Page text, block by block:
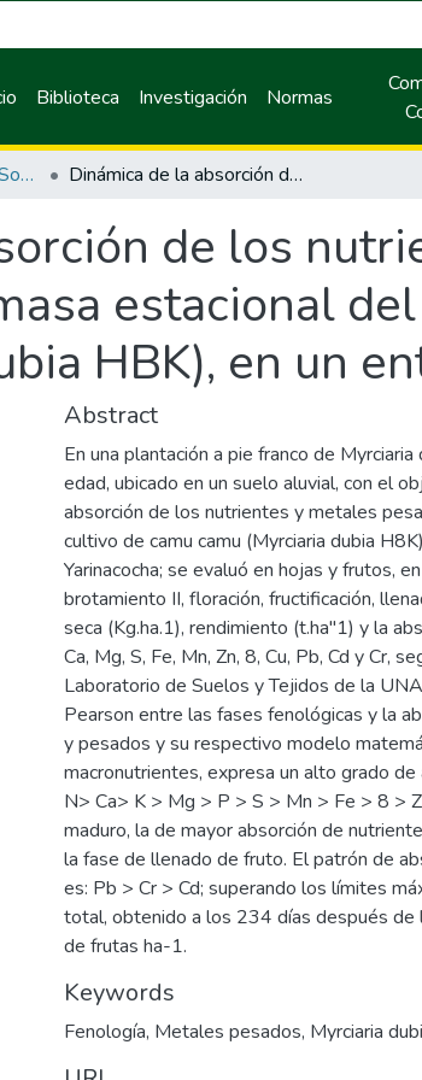
Biblioteca Investigación Normas
Maestría en Agricultura Sostenible Dinámica de la absorción de los nutrientes y metales pesados en la biomasa estacional del cultivo de camu camu (Myrciaria dubia HBK), en un entisols de Yarinacocha.
de los
estacional
HBK), en un
Abstract
En una plantación a pie franco de
edad, ubicado en un suelo aluvial, con el
absorción de los nutrientes y metales
cultivo de camu camu (Myrciaria dubia
Yarinacocha; se evaluó en hojas y frutos,
brotamiento II, floración, fructificación,
seca (Kg.ha.1), rendimiento (t.ha"1) y la
Ca, Mg, S, Fe, Mn, Zn, 8, Cu, Pb, Cd y Cr,
Laboratorio de Suelos y Tejidos de la
Pearson entre las fases fenológicas y la
y pesados y su respectivo modelo
macronutrientes, expresa un alto grado
N> Ca> K > Mg > P > S > Mn > Fe > 8 >
maduro, la de mayor absorción de
la fase de llenado de fruto. El patrón de
es: Pb > Cr > Cd; superando los límites
total, obtenido a los 234 días después
de frutas ha-1.
Keywords
Fenología, Metales pesados, Myrciaria